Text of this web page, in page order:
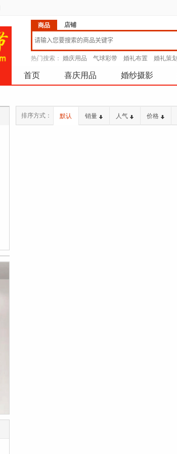
商品 店铺
热门搜索： 婚庆用品 气球彩带 婚礼布置 婚礼策划
首页 喜庆用品 婚纱摄影
排序方式： 默认 销量 人气 价格